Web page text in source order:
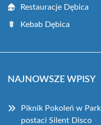
Restauracje Dębica
Kebab Dębica
NAJNOWSZE WPISY
Piknik Pokoleń w
postaci Silent Disco